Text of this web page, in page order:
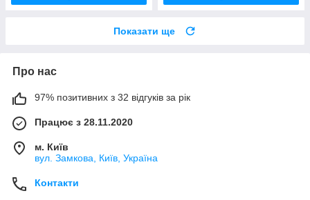
Показати ще
Про нас
97% позитивних з 32 відгуків за рік
Працює з 28.11.2020
м. Київ
вул. Замкова, Київ, Україна
Контакти